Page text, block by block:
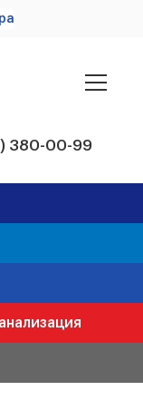
380-00-99